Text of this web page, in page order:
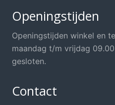
Openingstijden
Openingstijden winkel en
maandag t/m vrijdag
gesloten.
Contact